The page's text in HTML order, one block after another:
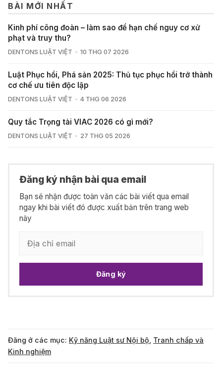
BÀI MỚI NHẤT
Kinh phí công đoàn – làm sao để hạn chế nguy cơ xử
phạt và truy thu?
DENTONS LUẬT VIỆT 10 THG 07 2026
Luật Phục hồi, Phá sản 2025: Thủ tục phục hồi trở thành
cơ chế ưu tiên độc lập
DENTONS LUẬT VIỆT 4 THG 06 2026
Quy tắc Trọng tài VIAC 2026 có gì mới?
DENTONS LUẬT VIỆT 27 THG 05 2026
Đăng ký nhận bài qua email
Bạn sẽ nhận được toàn văn các bài viết qua email
ngay khi bài viết đó được xuất bản trên trang web
này
Đăng ký
Đăng ở các mục: Kỹ năng Luật sư Nội bộ Tranh chấp và
Kinh nghiệm